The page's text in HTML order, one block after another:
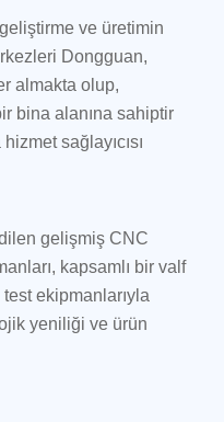
geliştirme ve üretimin
Dongguan,
almakta olup,
bina alanına sahiptir
sağlayıcısı
gelişmiş CNC
kapsamlı bir valf
ekipmanlarıyla
yeniliği ve ürün